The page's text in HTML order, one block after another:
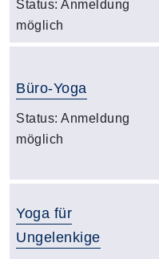
Status: Anmeldung
möglich
Büro-Yoga
Status: Anmeldung
möglich
Yoga für
Ungelenkige